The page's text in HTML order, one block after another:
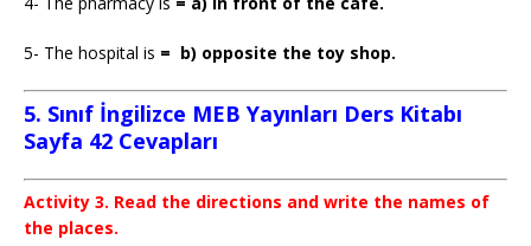
5- The hospital is = b) opposite the toy shop.
5. Sınıf İngilizce MEB Yayınları Ders Kitabı
Sayfa 42 Cevapları
Activity 3. Read the directions and write the names of
the places.